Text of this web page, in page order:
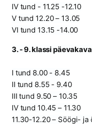
IV tund - 11.25 -12.10
V tund 12.20 – 13.05
VI tund 13.15 -14.00
3. - 9. klassi
I tund 8.00 - 8.45
II tund 8.55 - 9.40
III tund 9.50 – 10.35
IV tund 10.45 – 11.30
11.30-12.20 – Söögi- ja